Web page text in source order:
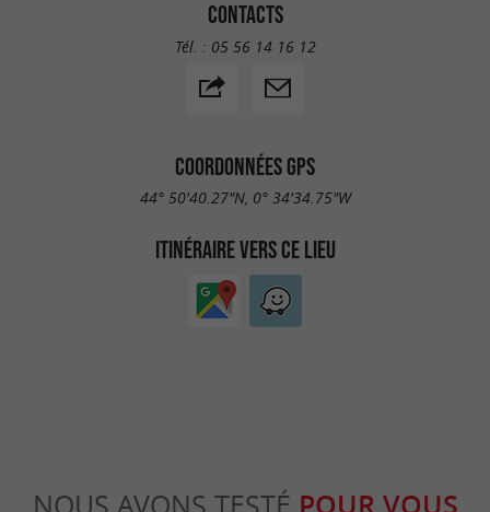
CONTACTS
Tél. : 05 56 14 16 12
COORDONNÉES GPS
44° 50'40.27"N, 0° 34'34.75"W
ITINÉRAIRE VERS CE LIEU